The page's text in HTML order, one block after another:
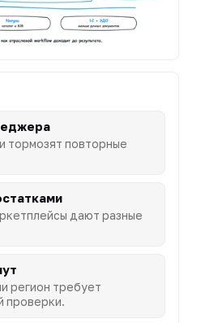
тормозят повторные
дают разные
регион требует
проверки.